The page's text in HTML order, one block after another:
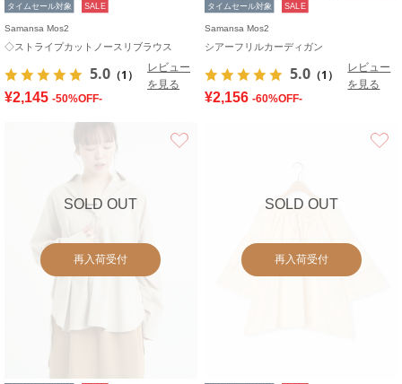
タイムセール対象 SALE
Samansa Mos2
◇ストライプカットノースリブラウス
5.0 （1）
レビュー
を見る
¥2,145 -50%OFF-
タイムセール対象 SALE
Samansa Mos2
シアーフリルカーディガン
5.0 （1）
レビュー
を見る
¥2,156 -60%OFF-
SOLD OUT
再入荷受付
SOLD OUT
再入荷受付